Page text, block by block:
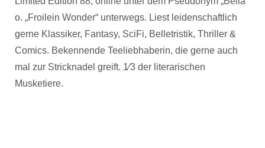
o. „Froilein Wonder“ unterwegs. Liest leidenschaftlich
gerne Klassiker, Fantasy, SciFi, Belletristik, Thriller &
Comics. Bekennende Teeliebhaberin, die gerne auch
mal zur Stricknadel greift. 1⁄3 der literarischen
Musketiere.